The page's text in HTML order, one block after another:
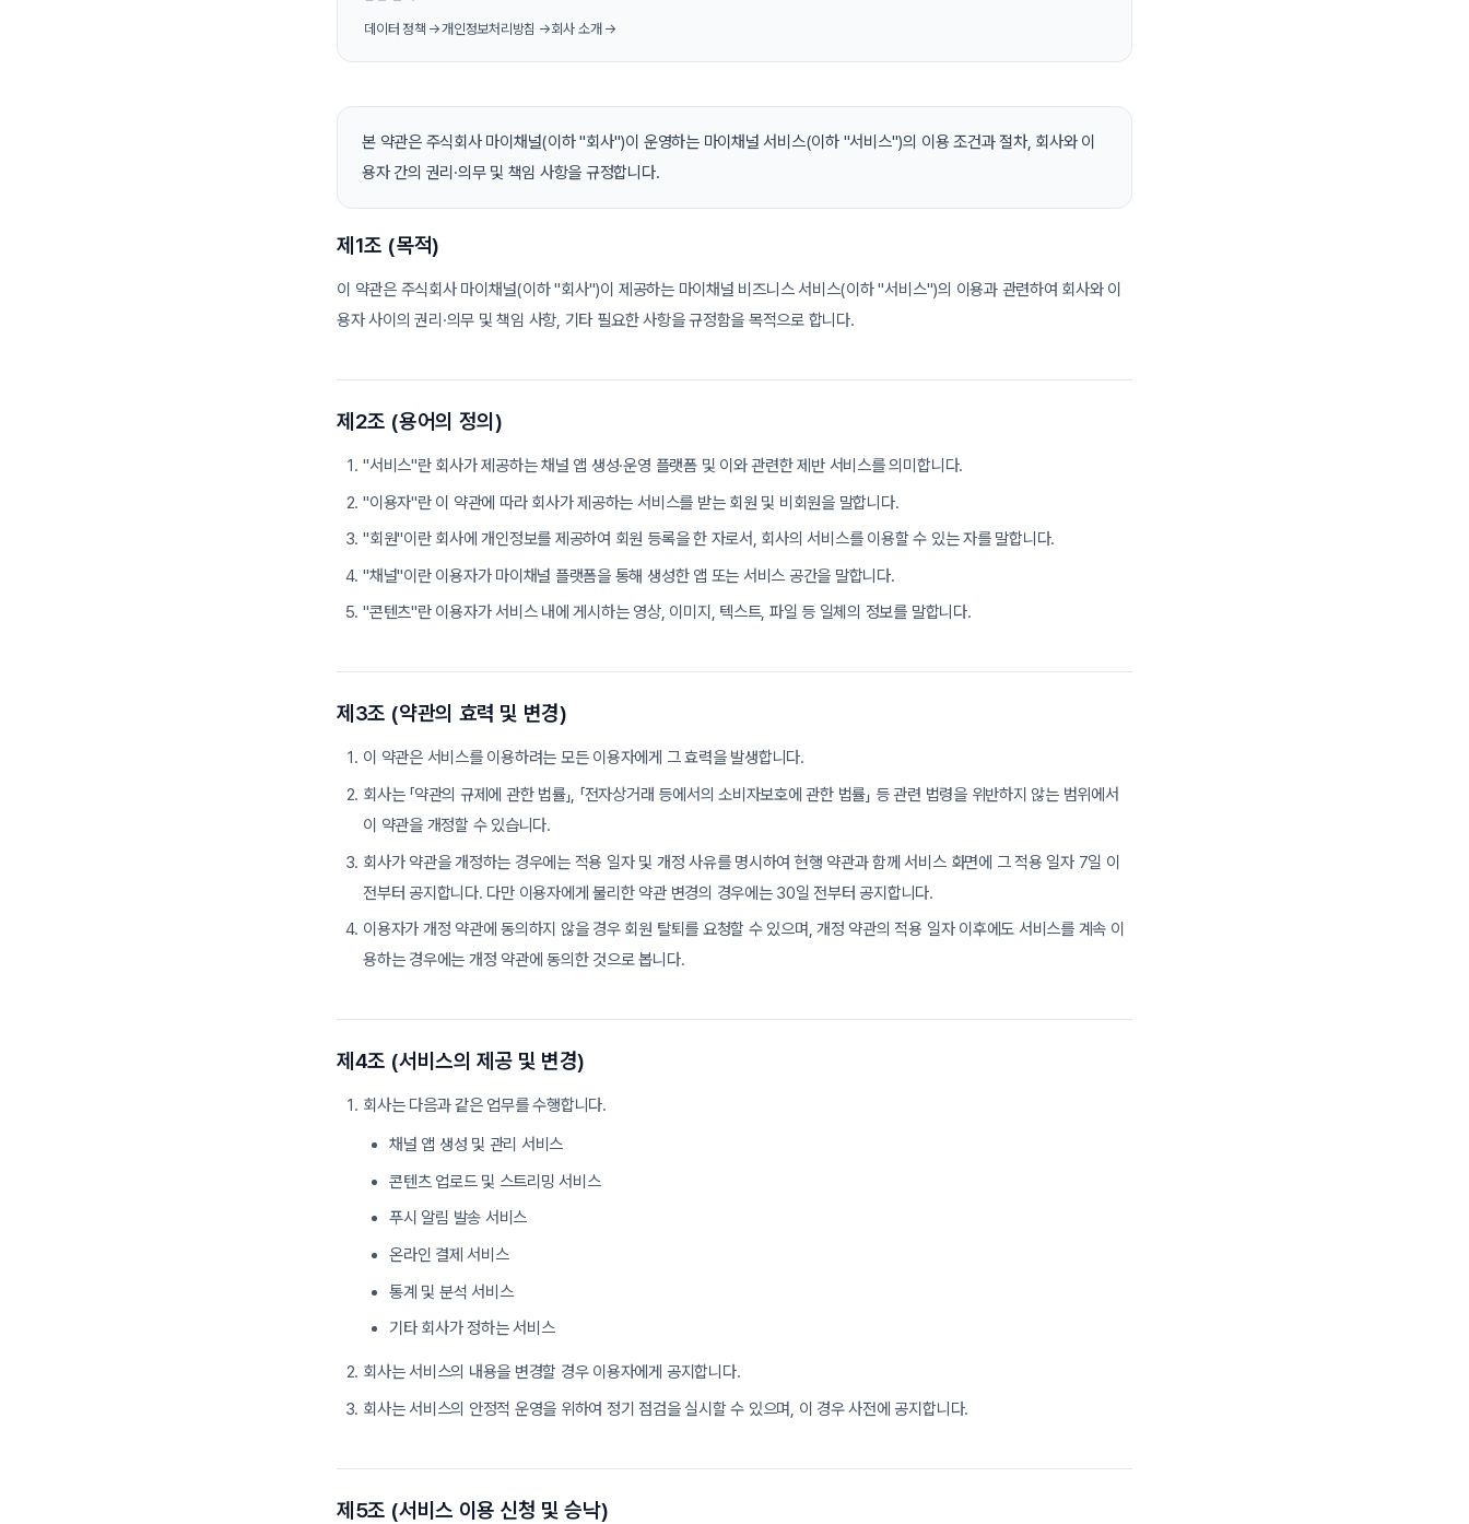
데이터 정책 →개인정보처리방침 →회사 소개 →
본 약관은 주식회사 마이채널(이하 "회사")이 운영하는 마이채널 서비스(이하 "서비스")의 이용 조건과 절차, 회사와 이
용자 간의 권리·의무 및 책임 사항을 규정합니다.
제1조 (목적)
이 약관은 주식회사 마이채널(이하 "회사")이 제공하는 마이채널 비즈니스 서비스(이하 "서비스")의 이용과 관련하여 회사와 이
용자 사이의 권리·의무 및 책임 사항, 기타 필요한 사항을 규정함을 목적으로 합니다.
제2조 (용어의 정의)
"서비스"란 회사가 제공하는 채널 앱 생성·운영 플랫폼 및 이와 관련한 제반 서비스를 의미합니다.
"이용자"란 이 약관에 따라 회사가 제공하는 서비스를 받는 회원 및 비회원을 말합니다.
"회원"이란 회사에 개인정보를 제공하여 회원 등록을 한 자로서, 회사의 서비스를 이용할 수 있는 자를 말합니다.
"채널"이란 이용자가 마이채널 플랫폼을 통해 생성한 앱 또는 서비스 공간을 말합니다.
"콘텐츠"란 이용자가 서비스 내에 게시하는 영상, 이미지, 텍스트, 파일 등 일체의 정보를 말합니다.
제3조 (약관의 효력 및 변경)
이 약관은 서비스를 이용하려는 모든 이용자에게 그 효력을 발생합니다.
회사는 「약관의 규제에 관한 법률」, 「전자상거래 등에서의 소비자보호에 관한 법률」 등 관련 법령을 위반하지 않는 범위에서
이 약관을 개정할 수 있습니다.
회사가 약관을 개정하는 경우에는 적용 일자 및 개정 사유를 명시하여 현행 약관과 함께 서비스 화면에 그 적용 일자 7일 이
전부터 공지합니다. 다만 이용자에게 불리한 약관 변경의 경우에는 30일 전부터 공지합니다.
이용자가 개정 약관에 동의하지 않을 경우 회원 탈퇴를 요청할 수 있으며, 개정 약관의 적용 일자 이후에도 서비스를 계속 이
용하는 경우에는 개정 약관에 동의한 것으로 봅니다.
제4조 (서비스의 제공 및 변경)
회사는 다음과 같은 업무를 수행합니다.
채널 앱 생성 및 관리 서비스
콘텐츠 업로드 및 스트리밍 서비스
푸시 알림 발송 서비스
온라인 결제 서비스
통계 및 분석 서비스
기타 회사가 정하는 서비스
회사는 서비스의 내용을 변경할 경우 이용자에게 공지합니다.
회사는 서비스의 안정적 운영을 위하여 정기 점검을 실시할 수 있으며, 이 경우 사전에 공지합니다.
제5조 (서비스 이용 신청 및 승낙)